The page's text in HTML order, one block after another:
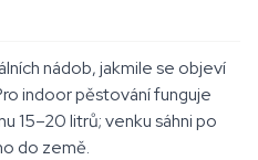
nádob, jakmile se objeví
indoor pěstování funguje
15–20 litrů; venku sáhni po
do země.